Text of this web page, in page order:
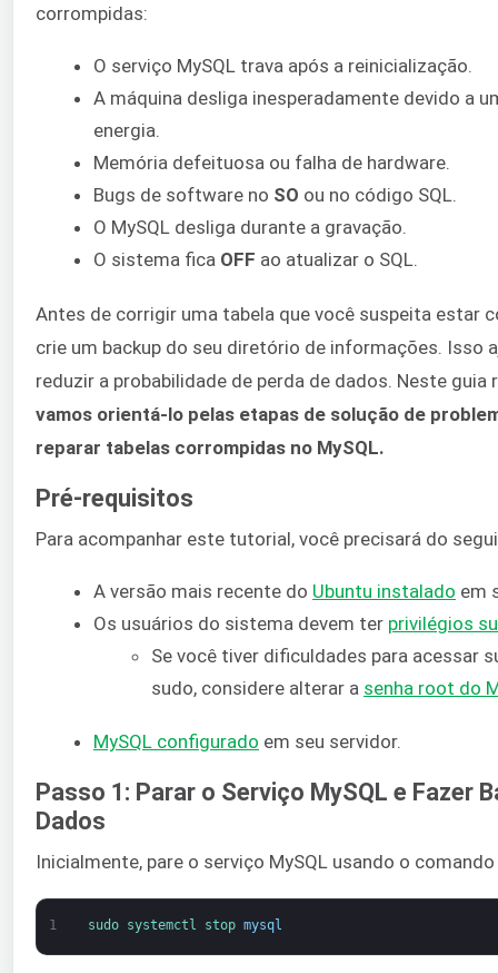
corrompidas:
O serviço MySQL trava após a reinicialização.
A máquina desliga inesperadamente devido a
energia.
Memória defeituosa ou falha de hardware.
Bugs de software no SO ou no código SQL.
O MySQL desliga durante a gravação.
O sistema fica OFF ao atualizar o SQL.
Antes de corrigir uma tabela que você suspeita estar
crie um backup do seu diretório de informações. Isso
reduzir a probabilidade de perda de dados. Neste guia
vamos orientá-lo pelas etapas de solução de
reparar tabelas corrompidas no MySQL.
Pré-requisitos
Para acompanhar este tutorial, você precisará do
A versão mais recente do Ubuntu instalado em
Os usuários do sistema devem ter privilégios
Se você tiver dificuldades para acessar
sudo, considere alterar a senha root do
MySQL configurado em seu servidor.
Passo 1: Parar o Serviço MySQL e Fazer
Dados
Inicialmente, pare o serviço MySQL usando o comando
1 sudo systemctl stop mysql